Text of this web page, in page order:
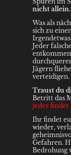
nicht allein.
Was als
sich zu
Jeder
Jägern
verteidigen.
Traust du
Betritt das
jeder findet
Ihr findet
wieder,
Gefahren.
Bedrohung